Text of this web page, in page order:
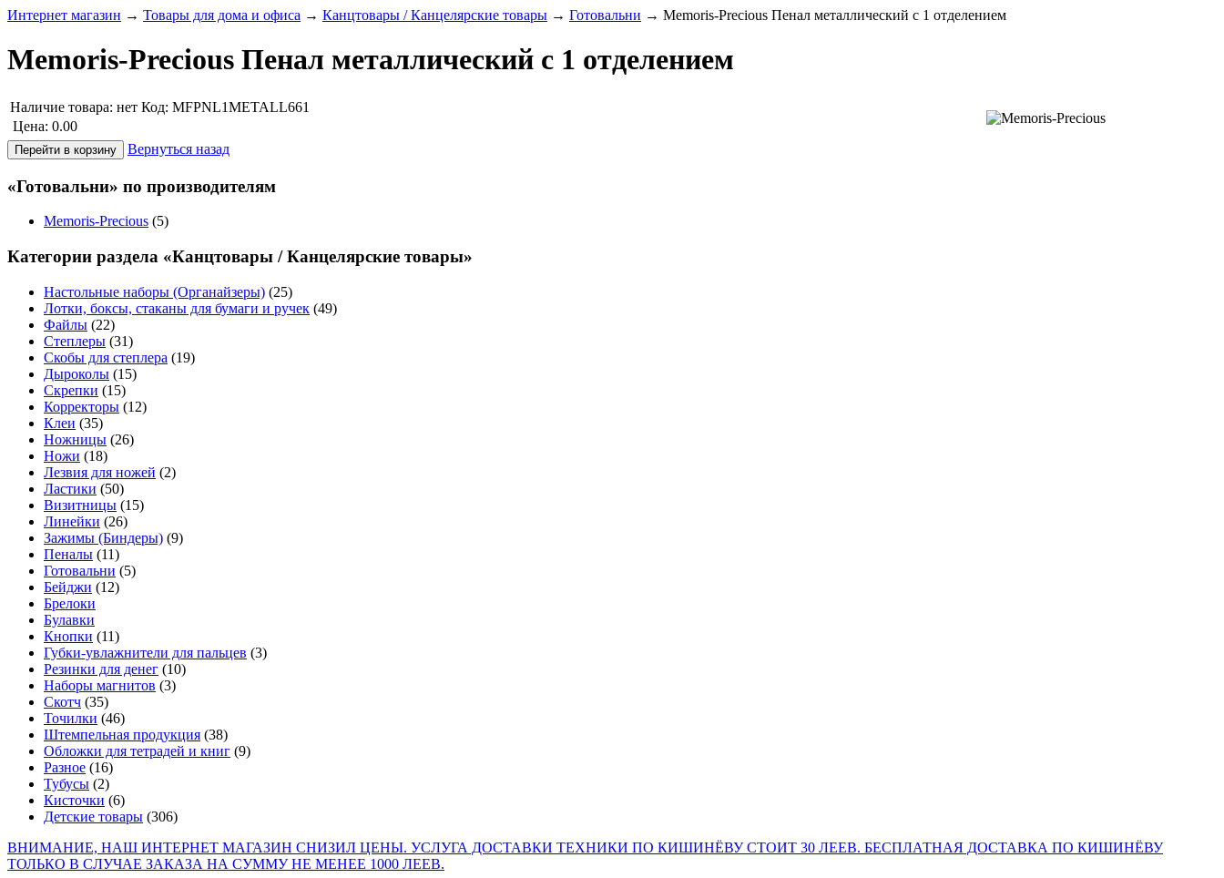
Интернет магазин → Товары для дома и офиса → Канцтовары / Канцелярские товары → Готовальни → Memoris-Precious Пенал металлический с 1 отделением
Memoris-Precious Пенал металлический с 1 отделением
Наличие товара: нет Код: MFPNL1METALL661
Цена: 0.00
Вернуться назад
«Готовальни» по производителям
Memoris-Precious (5)
Категории раздела «Канцтовары / Канцелярские товары»
Настольные наборы (Органайзеры) (25)
Лотки, боксы, стаканы для бумаги и ручек (49)
Файлы (22)
Степлеры (31)
Скобы для степлера (19)
Дыроколы (15)
Скрепки (15)
Корректоры (12)
Клеи (35)
Ножницы (26)
Ножи (18)
Лезвия для ножей (2)
Ластики (50)
Визитницы (15)
Линейки (26)
Зажимы (Биндеры) (9)
Пеналы (11)
Готовальни (5)
Бейджи (12)
Брелоки
Булавки
Кнопки (11)
Губки-увлажнители для пальцев (3)
Резинки для денег (10)
Наборы магнитов (3)
Скотч (35)
Точилки (46)
Штемпельная продукция (38)
Обложки для тетрадей и книг (9)
Разное (16)
Тубусы (2)
Кисточки (6)
Детские товары (306)
ВНИМАНИЕ, НАШ ИНТЕРНЕТ МАГАЗИН СНИЗИЛ ЦЕНЫ. УСЛУГА ДОСТАВКИ ТЕХНИКИ ПО КИШИНЁВУ СТОИТ 30 ЛЕЕВ. БЕСПЛАТНАЯ ДОСТАВКА ПО КИШИНЁВУ
ТОЛЬКО В СЛУЧАЕ ЗАКАЗА НА СУММУ НЕ МЕНЕЕ 1000 ЛЕЕВ.